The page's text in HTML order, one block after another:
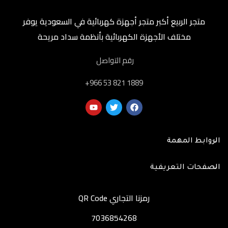
متجر الربيع أكبر متجر أجهزة كهربائية في السعودية يوفر
مختلف الأجهزة الكهربائية بأنظمة سداد مريحة
رقم التواصل
‎+966 53 821 1889
الروابط المهمة
الصفحات التعريفية
رمزنا التجاري QR Code
7036854268